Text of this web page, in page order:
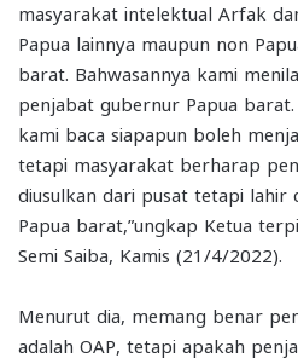
masyarakat intelektual Arfak
Papua lainnya maupun non
barat. Bahwasannya kami
penjabat gubernur Papua
kami baca siapapun boleh
tetapi masyarakat berharap
diusulkan dari pusat tetapi lahir
Papua barat,”ungkap Ketua
Semi Saiba, Kamis (21/4/2022).
Menurut dia, memang benar
adalah OAP, tetapi apakah